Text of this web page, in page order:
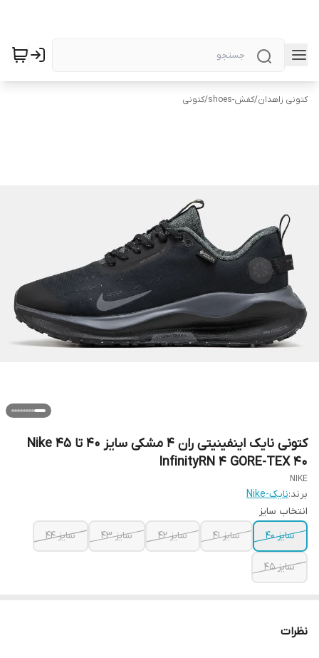
کتونی زاهدان/کفش-shoes /کتونی
کتونی نایک اینفینیتی ران 4 مشکی سایز 40 تا 45 Nike
InfinityRN 4 GORE-TEX ‌40
NIKE
برند:نایک-Nike
انتخاب سایز
سایز 40
سایز 41 سایز 42 سایز 43 سایز 44
سایز 45
نظرات